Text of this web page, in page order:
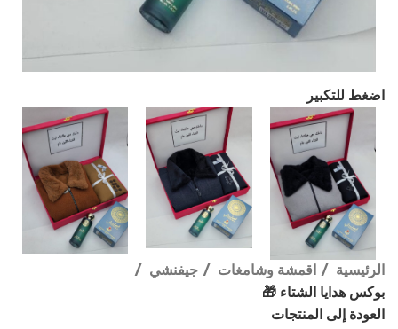
اضغط للتكبير
الرئيسية اقمشة وشامغات
جيفنشي
بوكس هدايا الشتاء 🎁
العودة إلى المنتجات